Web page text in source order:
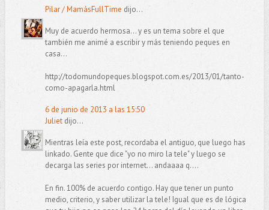
Pilar / MamásFullTime dijo...
Muy de acuerdo hermosa... y es un tema sobre el que
también me animé a escribir y más teniendo peques en
casa...
http://todomundopeques.blogspot.com.es/2013/01/tanto-
como-apagarla.html
6 de junio de 2013 a las 15:50
Julietdijo...
Mientras leía este post, recordaba el antiguo, que luego has
linkado. Gente que dice "yo no miro la tele" y luego se
decarga las series por internet... andaaaa q....
En fin. 100% de acuerdo contigo. Hay que tener un punto
medio, criterio, y saber utilizar la tele! Igual que es de lógica